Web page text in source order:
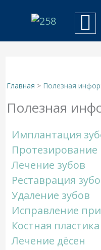
Главная Полезная
Полезная
Имплантация
Протезирование
Лечение зубов
Реставрация
Удаление зубов
Исправление
Костная пластика
Лечение дёсен